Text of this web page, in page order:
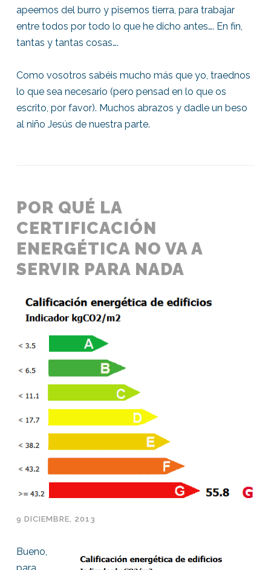
apeemos del burro y pisemos tierra, para trabajar
entre todos por todo lo que he dicho antes…. En fin,
tantas y tantas cosas….
Como vosotros sabéis mucho más que yo, traednos
lo que sea necesario (pero pensad en lo que os
escrito, por favor). Muchos abrazos y dadle un beso
al niño Jesús de nuestra parte.
POR QUÉ LA
CERTIFICACIÓN
ENERGÉTICA NO VA A
SERVIR PARA NADA
9 DICIEMBRE, 2013
Bueno,